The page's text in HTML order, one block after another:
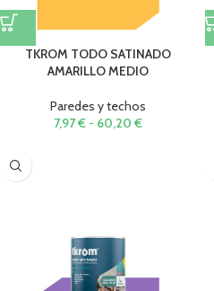
TKROM TODO SATINADO
AMARILLO MEDIO
Paredes y techos
7,97€ - 60,20 €